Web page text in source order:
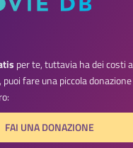
per te, tuttavia ha dei costi
fare una piccola
FAI UNA DONAZIONE